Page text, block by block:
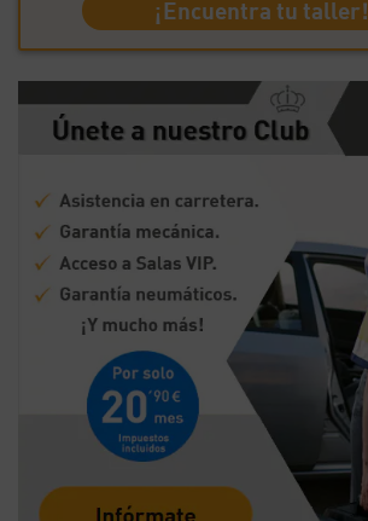
¡Encuentra tu taller!